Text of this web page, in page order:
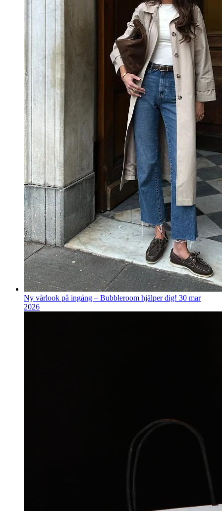
Ny vårlook på ingång – Bubbleroom hjälper dig! 30 mar
2026